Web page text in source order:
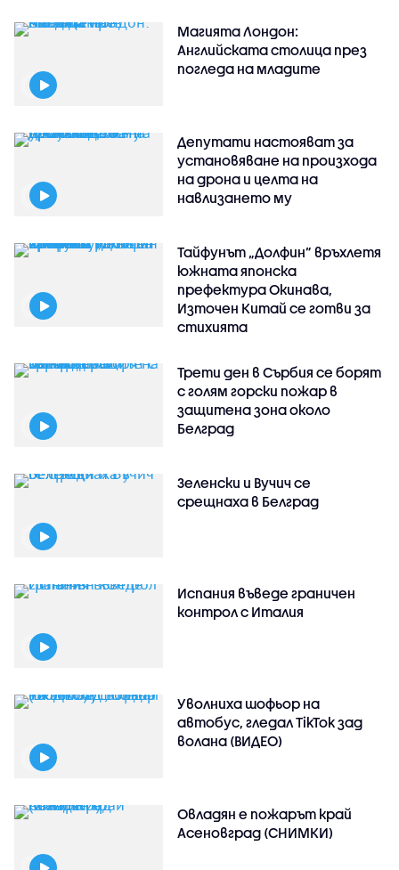
Магията Лондон:
Английската столица през
погледа на младите
Депутати настояват за
установяване на произхода
на дрона и целта на
навлизането му
Тайфунът „Долфин” връхлетя
южната японска
префектура Окинава,
Източен Китай се готви за
стихията
Трети ден в Сърбия се борят
с голям горски пожар в
защитена зона около
Белград
Зеленски и Вучич се
срещнаха в Белград
Испания въведе граничен
контрол с Италия
Уволниха шофьор на
автобус, гледал TikTok зад
волана (ВИДЕО)
Овладян е пожарът край
Асеновград (СНИМКИ)